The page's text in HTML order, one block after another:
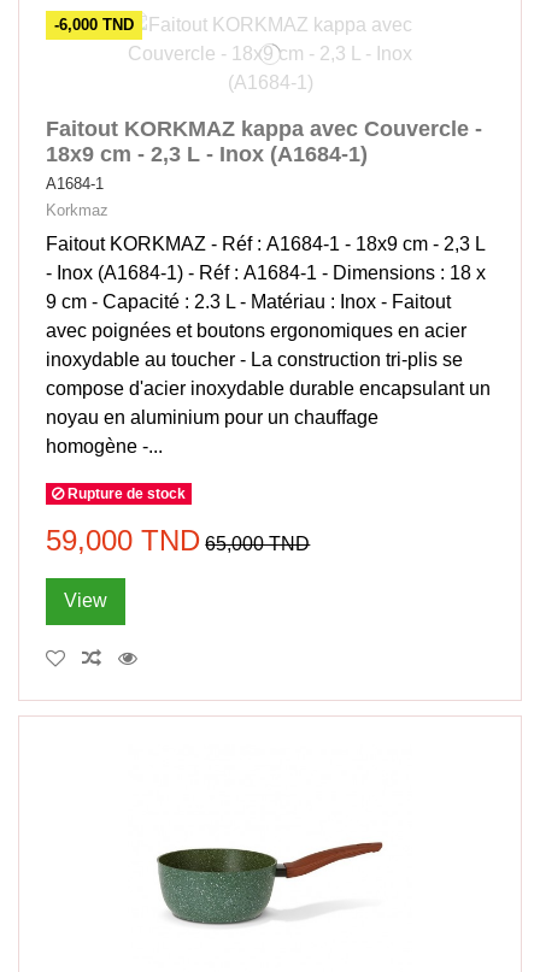
-6,000 TND
Faitout KORKMAZ kappa avec Couvercle -
18x9 cm - 2,3 L - Inox (A1684-1)
A1684-1
Korkmaz
Faitout KORKMAZ - Réf : A1684-1 - 18x9 cm - 2,3 L
- Inox (A1684-1) - Réf : A1684-1 - Dimensions : 18 x
9 cm - Capacité : 2.3 L - Matériau : Inox - Faitout
avec poignées et boutons ergonomiques en acier
inoxydable au toucher - La construction tri-plis se
compose d'acier inoxydable durable encapsulant un
noyau en aluminium pour un chauffage
homogène -...
Rupture de stock
59,000 TND 65,000 TND
View